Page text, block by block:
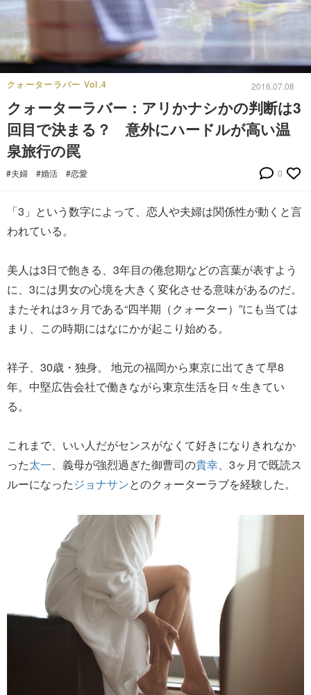
クォーターラバー Vol.4 2016.07.08
クォーターラバー：アリかナシかの判断は3
回目で決まる？ 意外にハードルが高い温
泉旅行の罠
#夫婦 #婚活 #恋愛 0
「3」という数字によって、恋人や夫婦は関係性が動くと言
われている。
美人は3日で飽きる、3年目の倦怠期などの言葉が表すよう
に、3には男女の心境を大きく変化させる意味があるのだ。
またそれは3ヶ月である“四半期（クォーター）”にも当ては
まり、この時期にはなにかが起こり始める。
祥子、30歳・独身。 地元の福岡から東京に出てきて早8
年。中堅広告会社で働きながら東京生活を日々生きてい
る。
これまで、いい人だがセンスがなくて好きになりきれなか
った太一 、義母が強烈過ぎた御曹司の貴幸 、3ヶ月で既読ス
ルーになったジョナサンとのクォーターラブを経験した。